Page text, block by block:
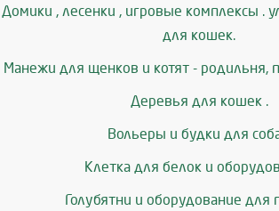
Домики , лесенки , игровые комплексы .
для кошек.
Манежи для щенков и котят - родильня,
Деревья для кошек .
Вольеры и будки для
Клетка для белок и
Голубятни и оборудование для